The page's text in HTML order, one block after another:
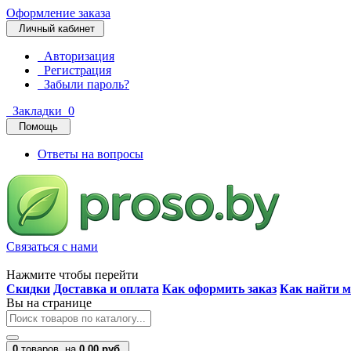
Оформление заказа
Личный кабинет
Авторизация
Регистрация
Забыли пароль?
Закладки 0
Помощь
Ответы на вопросы
Связаться с нами
Нажмите чтобы перейти
Скидки Доставка и оплата Как оформить заказ Как найти
Вы на странице